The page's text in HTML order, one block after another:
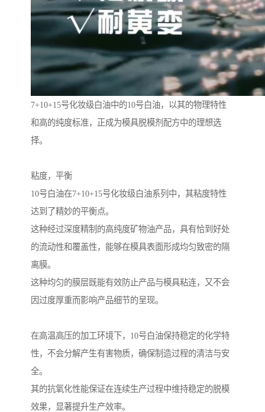
7+10+15号化妆级白油中的10号白油，以其的物理特性
和高的纯度标准，正成为模具脱模剂配方中的理想选
择。
粘度，平衡
10号白油在7+10+15号化妆级白油系列中，其粘度特性
达到了精妙的平衡点。
这种经过深度精制的高纯度矿物油产品，具有恰到好处
的流动性和覆盖性，能够在模具表面形成均匀致密的隔
离膜。
这种均匀的膜层既能有效防止产品与模具粘连，又不会
因过度厚重而影响产品细节的呈现。
在高温高压的加工环境下，10号白油保持稳定的化学特
性，不会分解产生有害物质，确保制造过程的清洁与安
全。
其的抗氧化性能保证在连续生产过程中维持稳定的脱模
效果，显著提升生产效率。